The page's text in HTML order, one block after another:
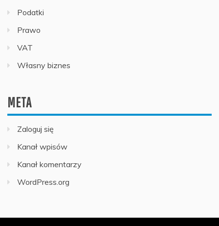
Podatki
Prawo
VAT
Własny biznes
META
Zaloguj się
Kanał wpisów
Kanał komentarzy
WordPress.org